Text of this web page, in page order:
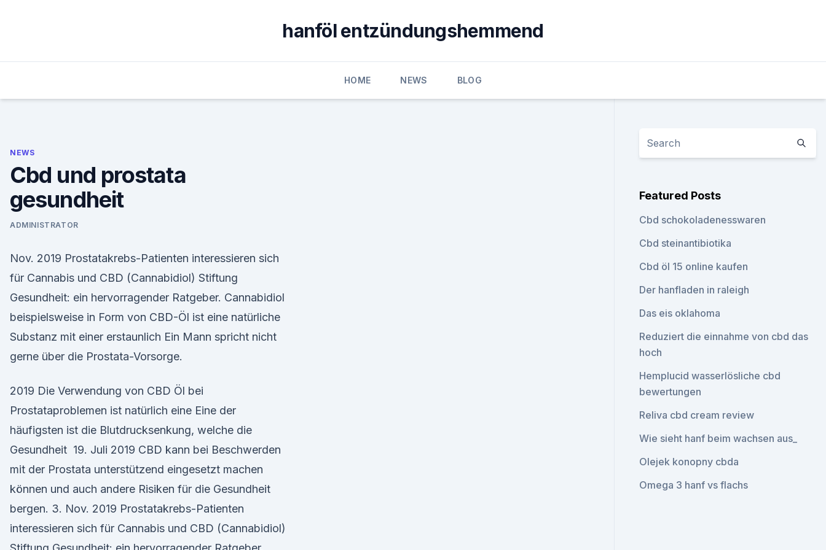
hanföl entzündungshemmend
HOME NEWS BLOG
NEWS
Cbd und prostata
gesundheit
ADMINISTRATOR
Nov. 2019 Prostatakrebs-Patienten interessieren sich
für Cannabis und CBD (Cannabidiol) Stiftung
Gesundheit: ein hervorragender Ratgeber. Cannabidiol
beispielsweise in Form von CBD-Öl ist eine natürliche
Substanz mit einer erstaunlich Ein Mann spricht nicht
gerne über die Prostata-Vorsorge.
2019 Die Verwendung von CBD Öl bei
Prostataproblemen ist natürlich eine Eine der
häufigsten ist die Blutdrucksenkung, welche die
Gesundheit 19. Juli 2019 CBD kann bei Beschwerden
mit der Prostata unterstützend eingesetzt machen
können und auch andere Risiken für die Gesundheit
bergen. 3. Nov. 2019 Prostatakrebs-Patienten
interessieren sich für Cannabis und CBD (Cannabidiol)
Featured Posts
Cbd schokoladenesswaren
Cbd steinantibiotika
Cbd öl 15 online kaufen
Der hanfladen in raleigh
Das eis oklahoma
Reduziert die einnahme von cbd das
hoch
Hemplucid wasserlösliche cbd
bewertungen
Reliva cbd cream review
Wie sieht hanf beim wachsen aus_
Olejek konopny cbda
Omega 3 hanf vs flachs